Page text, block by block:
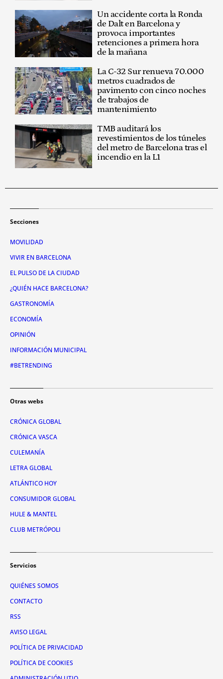
Un accidente corta la Ronda
de Dalt en Barcelona y
provoca importantes
retenciones a primera hora
de la mañana
La C-32 Sur renueva 70.000
metros cuadrados de
pavimento con cinco noches
de trabajos de
mantenimiento
TMB auditará los
revestimientos de los túneles
del metro de Barcelona tras el
incendio en la L1
Secciones
MOVILIDAD
VIVIR EN BARCELONA
EL PULSO DE LA CIUDAD
¿QUIÉN HACE BARCELONA?
GASTRONOMÍA
ECONOMÍA
OPINIÓN
INFORMACIÓN MUNICIPAL
#BETRENDING
Otras webs
CRÓNICA GLOBAL
CRÓNICA VASCA
CULEMANÍA
LETRA GLOBAL
ATLÁNTICO HOY
CONSUMIDOR GLOBAL
HULE & MANTEL
CLUB METRÓPOLI
Servicios
QUIÉNES SOMOS
CONTACTO
RSS
AVISO LEGAL
POLÍTICA DE PRIVACIDAD
POLÍTICA DE COOKIES